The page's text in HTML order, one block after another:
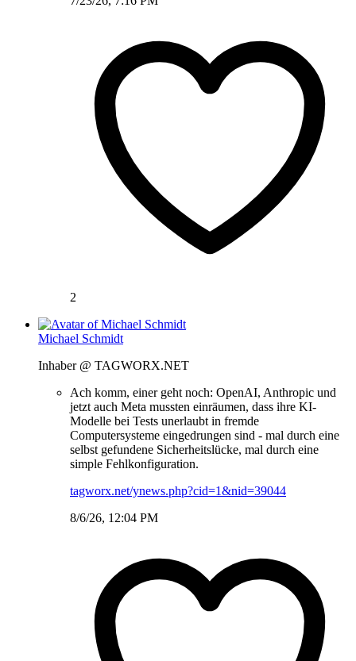
2
Michael Schmidt
Inhaber @ TAGWORX.NET
Ach komm, einer geht noch: OpenAI, Anthropic und
jetzt auch Meta mussten einräumen, dass ihre KI-
Modelle bei Tests unerlaubt in fremde
Computersysteme eingedrungen sind - mal durch eine
selbst gefundene Sicherheitslücke, mal durch eine
simple Fehlkonfiguration.
tagworx.net/ynews.php?cid=1&nid=39044
8/6/26, 12:04 PM